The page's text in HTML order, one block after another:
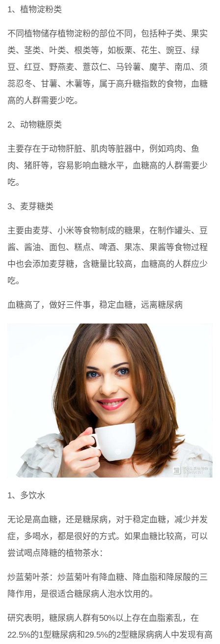
1、植物淀粉类
不同植物储存植物淀粉的部位不同，包括种子类、果实
类、茎类、叶类、根类等，如板栗、花生、豌豆、绿
豆、红豆、野燕麦、薏苡仁、马铃薯、魔芋、南瓜、须
蕊忍冬、甘薯、木薯等，属于高升糖指数的食物，血糖
高的人群需要少吃。
2、动物糖原类
主要存在于动物肝脏、肌肉等脏器中，例如鸡肉、鱼
肉、猪肝等，容易影响血糖水平，血糖高的人群需要少
吃。
3、麦芽糖类
主要由麦芽、小米等食物制成的糖果，在制作罐头、豆
酱、酱油、面包、糕点、啤酒、果冻、果酱等食物过程
中也会添加麦芽糖，含糖量比较高，血糖高的人群应少
吃。
血糖高了，做好三件事，稳定血糖，远离糖尿病
1、多饮水
无论是高血糖，还是糖尿病，对于稳定血糖，减少并发
症，多喝水，都是很好的方式。如果血糖比较高，可以
尝试喝点降糖的植物茶水：
炒蓝菊叶茶：炒蓝菊叶有降血糖、降血脂和降尿酸的三
降作用，是很适合糖尿病人泡水饮用的。
研究表明，糖尿病人群有50%以上存在血脂紊乱，在
22.5%的1型糖尿病和29.5%的2型糖尿病病人中发现有高